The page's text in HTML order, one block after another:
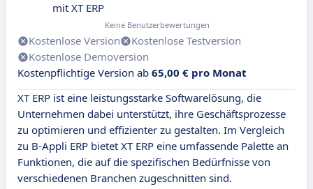
mit XT ERP
Keine Benutzerbewertungen
Kostenlose Version
Kostenlose Testversion
Kostenlose Demoversion
Kostenpflichtige Version ab 65,00 € pro Monat
XT ERP ist eine leistungsstarke Softwarelösung, die
Unternehmen dabei unterstützt, ihre Geschäftsprozesse
zu optimieren und effizienter zu gestalten. Im Vergleich
zu B-Appli ERP bietet XT ERP eine umfassende Palette an
Funktionen, die auf die spezifischen Bedürfnisse von
verschiedenen Branchen zugeschnitten sind.